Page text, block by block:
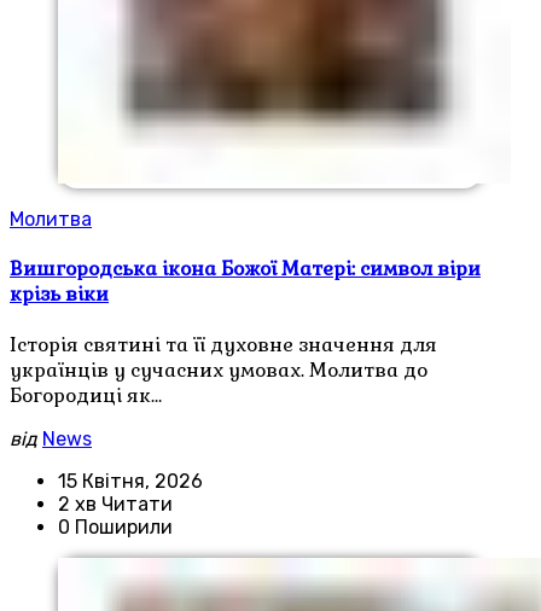
Молитва
Вишгородська ікона Божої Матері: символ віри
крізь віки
Історія святині та її духовне значення для
українців у сучасних умовах. Молитва до
Богородиці як…
від News
15 Квітня, 2026
2 хв Читати
0 Поширили